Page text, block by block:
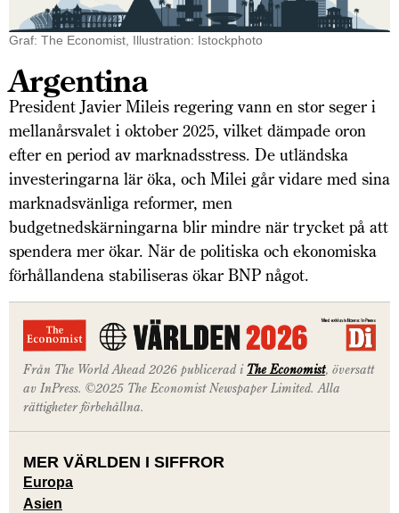
Graf: The Economist, Illustration: Istockphoto
Argentina
President Javier Mileis regering vann en stor seger i
mellanårsvalet i oktober 2025, vilket dämpade oron
efter en period av marknadsstress. De utländska
investeringarna lär öka, och Milei går vidare med sina
marknadsvänliga reformer, men
budgetnedskärningarna blir mindre när trycket på att
spendera mer ökar. När de politiska och ekonomiska
förhållandena stabiliseras ökar BNP något.
Från The World Ahead 2026 publicerad i The Economist, översatt
av InPress. ©2025 The Economist Newspaper Limited. Alla
rättigheter förbehållna.
MER VÄRLDEN I SIFFROR
Europa
Asien